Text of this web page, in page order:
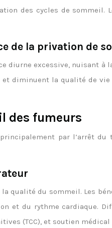
des cycles de
de la privation de
diurne excessive, nuisant
diminuent la qualité de
des fumeurs
par l’arrêt
qualité du sommeil. Les
et du rythme cardiaque.
(TCC), et soutien médical